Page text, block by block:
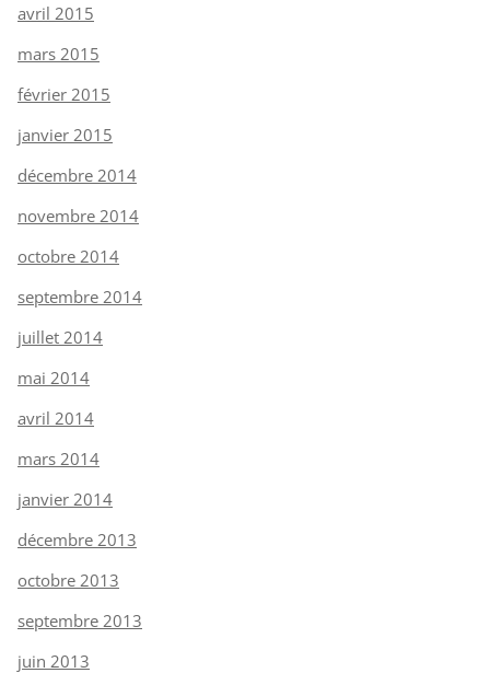
avril 2015
mars 2015
février 2015
janvier 2015
décembre 2014
novembre 2014
octobre 2014
septembre 2014
juillet 2014
mai 2014
avril 2014
mars 2014
janvier 2014
décembre 2013
octobre 2013
septembre 2013
juin 2013